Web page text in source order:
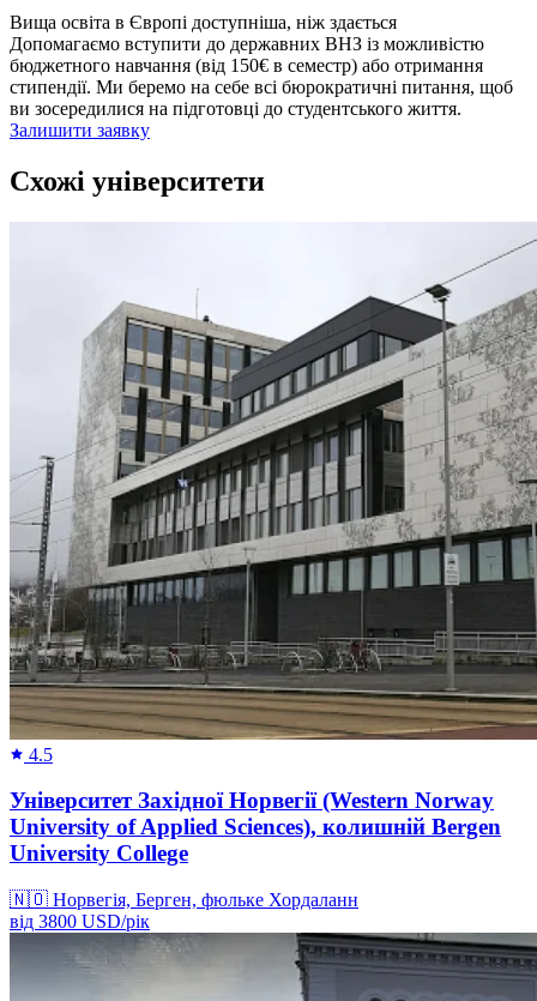
Вища освіта в Європі доступніша, ніж здається
Допомагаємо вступити до державних ВНЗ із можливістю
бюджетного навчання (від 150€ в семестр) або отримання
стипендії. Ми беремо на себе всі бюрократичні питання, щоб
ви зосередилися на підготовці до студентського життя.
Залишити заявку
Схожі університети
4.5
Університет Західної Норвегії (Western Norway
University of Applied Sciences), колишній Bergen
University College
🇳🇴 Норвегія, Берген, фюльке Хордаланн
від 3800 USD/рік